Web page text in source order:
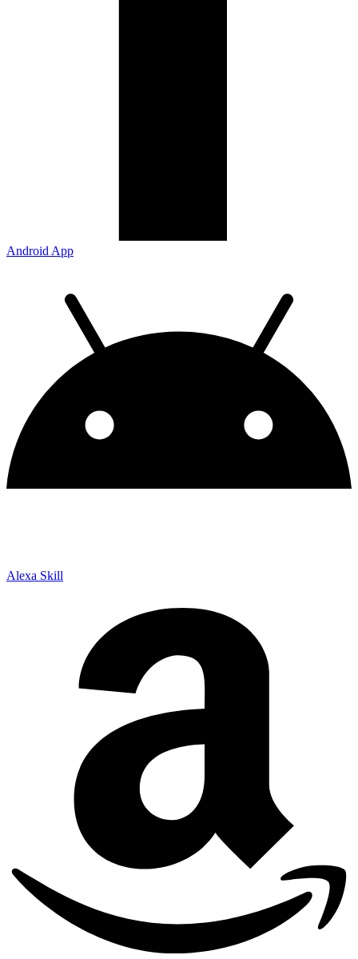
Android App
Alexa Skill